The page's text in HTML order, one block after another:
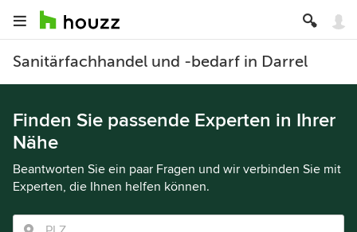
Sanitärfachhandel und -bedarf in Darrel
Finden Sie passende Experten in Ihrer
Nähe
Beantworten Sie ein paar Fragen und wir verbinden Sie mit
Experten, die Ihnen helfen können.